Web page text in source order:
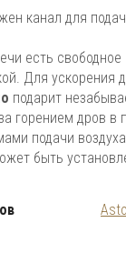
канал для
есть
Для
подарит
горением дров в
подачи
быть